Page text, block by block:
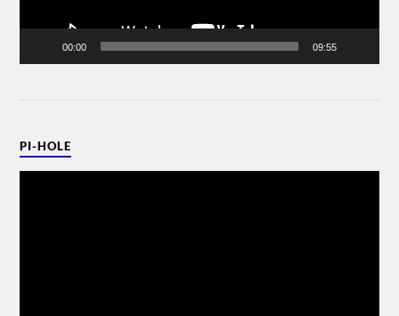
00:00 09:55
PI-HOLE